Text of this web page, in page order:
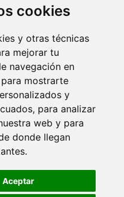
cookies
y otras técnicas
mejorar tu
navegación en
mostrarte
y
para analizar
web y para
donde llegan
Aceptar